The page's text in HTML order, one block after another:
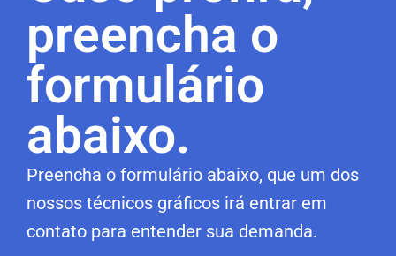
preencha o
formulário
abaixo.
Preencha o formulário abaixo, que um dos
nossos técnicos gráficos irá entrar em
contato para entender sua demanda.